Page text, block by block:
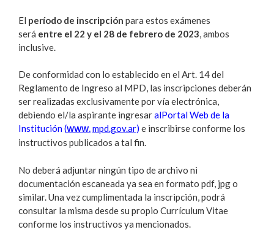
El período de inscripción para estos exámenes
será entre el 22 y el 28 de febrero de 2023, ambos
inclusive.
De conformidad con lo establecido en el Art. 14 del
Reglamento de Ingreso al MPD, las inscripciones deberán
ser realizadas exclusivamente por vía electrónica,
debiendo el/la aspirante ingresaralPortal Web de la
Institución (www.mpd.gov.ar) e inscribirse conforme los
instructivos publicados a tal fin.
No deberá adjuntar ningún tipo de archivo ni
documentación escaneada ya sea en formato pdf, jpg o
similar. Una vez cumplimentada la inscripción, podrá
consultar la misma desde su propio Currículum Vitae
conforme los instructivos ya mencionados.